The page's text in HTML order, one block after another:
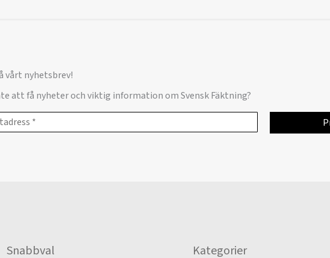
vårt nyhetsbrev!
att få nyheter och viktig information om Svensk Fäktning?
Snabbval Kategorier